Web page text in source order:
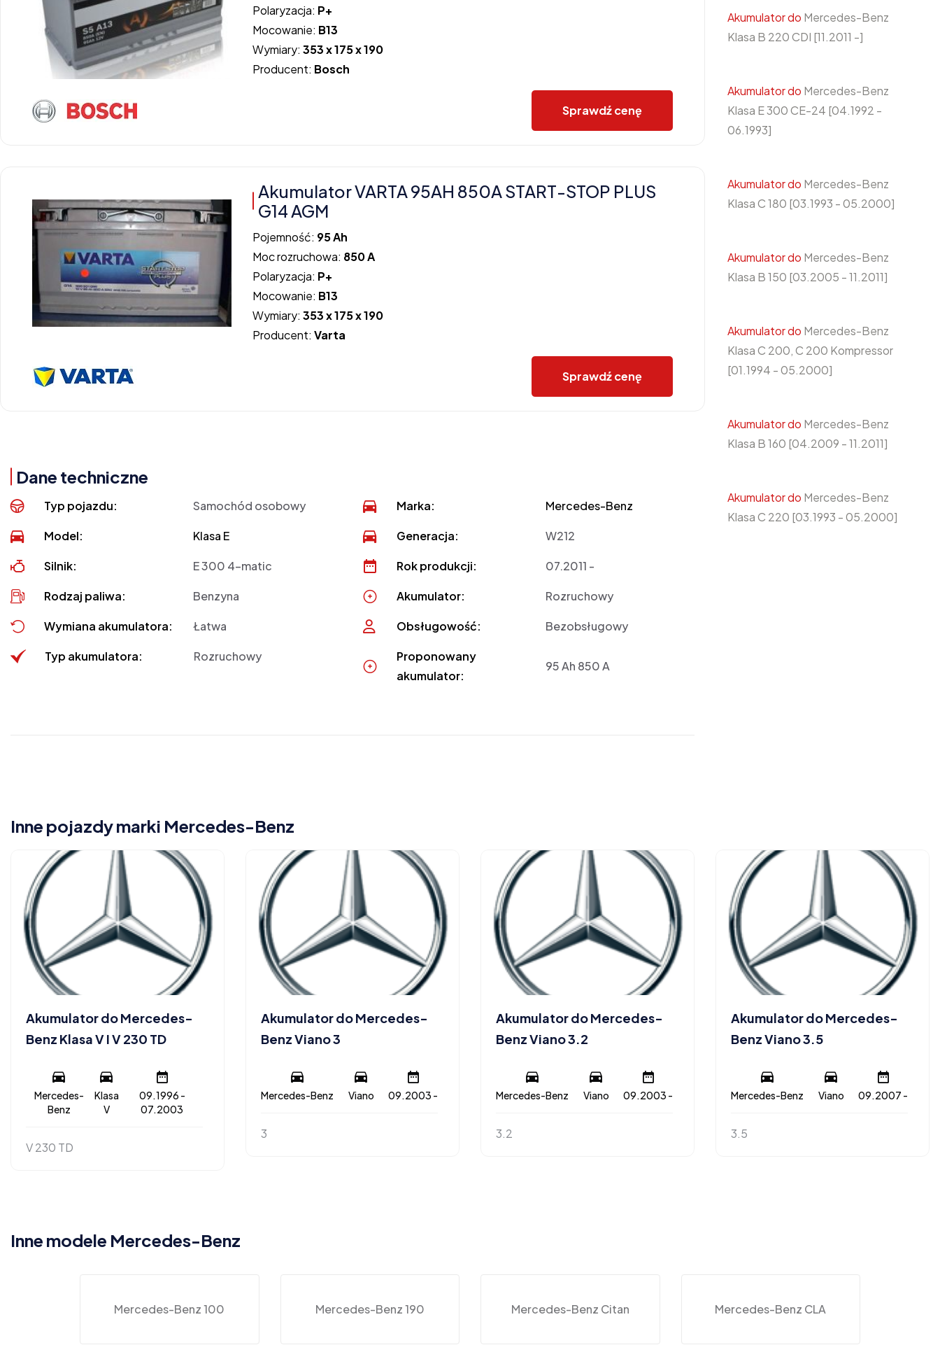
Polaryzacja: P+
Mocowanie: B13
Wymiary:353 x 175 x 190
Producent: Bosch
Sprawdź cenę
Akumulator VARTA 95AH 850A START-STOP PLUS
G14 AGM
Pojemność: 95 Ah
Moc rozruchowa: 850 A
Polaryzacja: P+
Mocowanie: B13
Wymiary:353 x 175 x 190
Producent:Varta
Sprawdź cenę
Dane techniczne
Typ pojazdu: Samochód osobowy Marka: Mercedes-Benz
Model: Klasa E Generacja: W212
Silnik: E 300 4-matic Rok produkcji: 07.2011 -
Rodzaj paliwa: Benzyna Akumulator: Rozruchowy
Wymiana akumulatora: Łatwa Obsługowość: Bezobsługowy
Typ akumulatora: Rozruchowy
Proponowany
akumulator:
95 Ah 850 A
Akumulator do Mercedes-Benz
Klasa B 220 CDI [11.2011 -]
Akumulator do Mercedes-Benz
Klasa E 300 CE-24 [04.1992 -
06.1993]
Akumulator do Mercedes-Benz
Klasa C 180 [03.1993 - 05.2000]
Akumulator do Mercedes-Benz
Klasa B 150 [03.2005 - 11.2011]
Akumulator do Mercedes-Benz
Klasa C 200, C 200 Kompressor
[01.1994 - 05.2000]
Akumulator do Mercedes-Benz
Klasa B 160 [04.2009 - 11.2011]
Akumulator do Mercedes-Benz
Klasa C 220 [03.1993 - 05.2000]
Inne pojazdy marki Mercedes-Benz
Akumulator do Mercedes-
Benz Klasa V I V 230 TD
Mercedes-
Benz
Klasa
V
09.1996 -
07.2003
V 230 TD
Akumulator do Mercedes-
Benz Viano 3
Mercedes-Benz Viano 09.2003 -
3
Akumulator do Mercedes-
Benz Viano 3.2
Mercedes-Benz Viano 09.2003 -
3.2
Akumulator do Mercedes-
Benz Viano 3.5
Mercedes-Benz Viano 09.2007 -
3.5
Inne modele Mercedes-Benz
Mercedes-Benz 100 Mercedes-Benz 190 Mercedes-Benz Citan Mercedes-Benz CLA